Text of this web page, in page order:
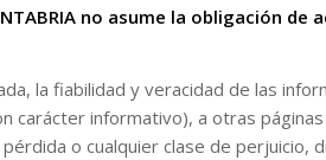
no asume la obligación
la fiabilidad y veracidad de las
carácter informativo), a otras
o cualquier clase de